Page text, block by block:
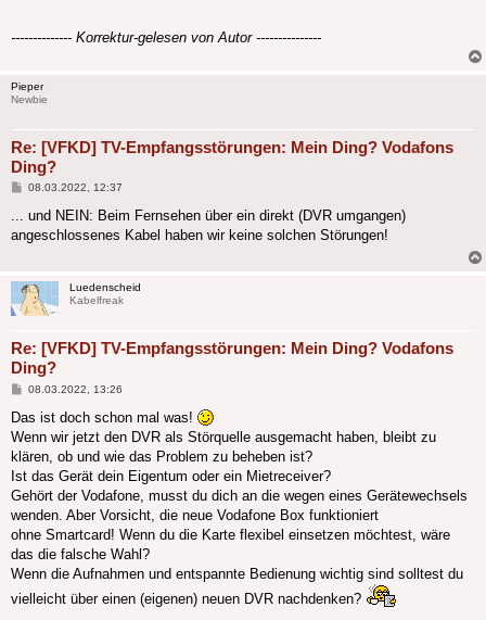
-------------- Korrektur-gelesen von Autor ---------------
Pieper
Newbie
Re: [VFKD] TV-Empfangsstörungen: Mein Ding? Vodafons
Ding?
Beitrag
08.03.2022, 12:37
... und NEIN: Beim Fernsehen über ein direkt (DVR umgangen)
angeschlossenes Kabel haben wir keine solchen Störungen!
Luedenscheid
Kabelfreak
Re: [VFKD] TV-Empfangsstörungen: Mein Ding? Vodafons
Ding?
Beitrag
08.03.2022, 13:26
Das ist doch schon mal was!
Wenn wir jetzt den DVR als Störquelle ausgemacht haben, bleibt zu
klären, ob und wie das Problem zu beheben ist?
Ist das Gerät dein Eigentum oder ein Mietreceiver?
Gehört der Vodafone, musst du dich an die wegen eines Gerätewechsels
wenden. Aber Vorsicht, die neue Vodafone Box funktioniert
ohne Smartcard! Wenn du die Karte flexibel einsetzen möchtest, wäre
das die falsche Wahl?
Wenn die Aufnahmen und entspannte Bedienung wichtig sind solltest du
vielleicht über einen (eigenen) neuen DVR nachdenken?